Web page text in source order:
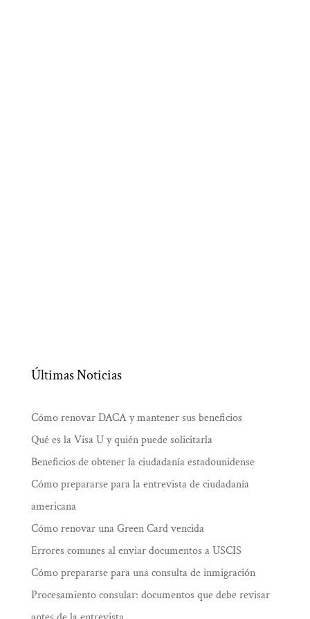
Últimas Noticias
Cómo renovar DACA y mantener sus beneficios
Qué es la Visa U y quién puede solicitarla
Beneficios de obtener la ciudadanía estadounidense
Cómo prepararse para la entrevista de ciudadanía
americana
Cómo renovar una Green Card vencida
Errores comunes al enviar documentos a USCIS
Cómo prepararse para una consulta de inmigración
Procesamiento consular: documentos que debe revisar